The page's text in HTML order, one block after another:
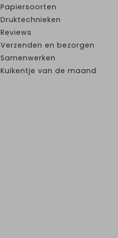
Papiersoorten
Druktechnieken
Reviews
Verzenden en bezorgen
Samenwerken
Kuikentje van de maand